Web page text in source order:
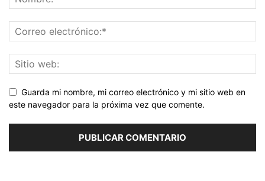
Guarda mi nombre, mi correo electrónico y mi sitio web en
este navegador para la próxima vez que comente.